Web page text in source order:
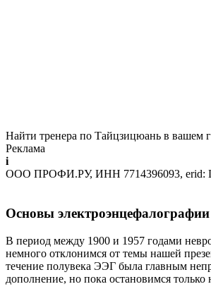
Найти тренера по Тайцзицюань в вашем
Реклама
i
ООО ПРОФИ.РУ, ИНН 7714396093, erid:
Основы электроэнцефалографии
В период между 1900 и 1957 годами
немного отклонимся от темы нашей
течение полувека ЭЭГ была главным
дополнение, но пока остановимся